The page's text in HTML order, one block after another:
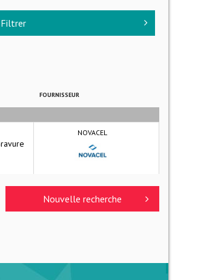
Filtrer
FOURNISSEUR
NOVACEL
Nouvelle recherche